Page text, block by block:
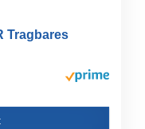
Tragbares